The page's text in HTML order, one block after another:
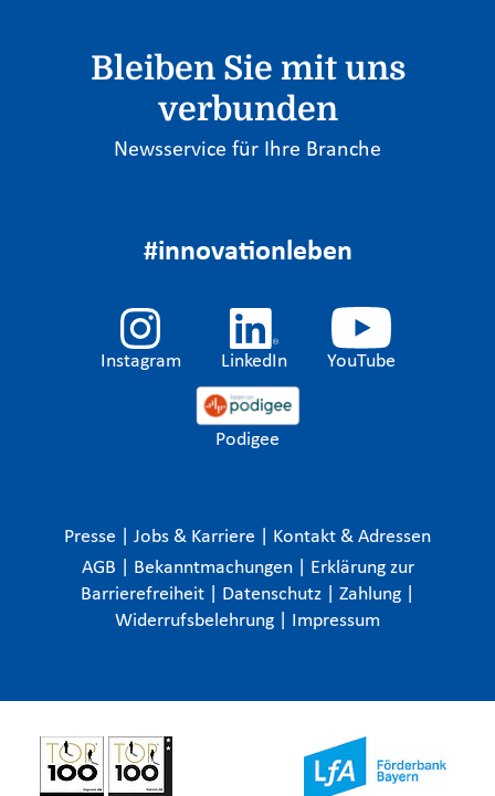
Bleiben Sie mit uns
verbunden
Newsservice für Ihre Branche
#innovationleben
Instagram LinkedIn YouTube
Podigee
Presse Jobs & Karriere
Kontakt & Adressen
AGB
Bekanntmachungen
Erklärung zur
Barrierefreiheit
Datenschutz Zahlung
Widerrufsbelehrung
Impressum